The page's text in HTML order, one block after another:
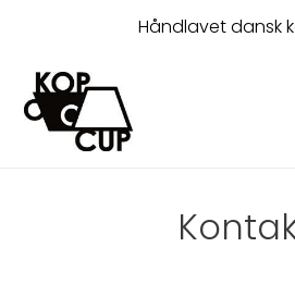
Håndlavet dansk